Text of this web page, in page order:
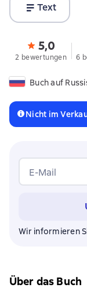
Text
5,0
2 bewertungen 6
Buch auf
Nicht im
E-Mail
Wir informieren
Über das Buch